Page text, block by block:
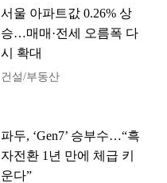
서울 아파트값 0.26% 상
승…매매·전세 오름폭 다
시 확대
건설/부동산
파두, ‘Gen7’ 승부수…“흑
자전환 1년 만에 체급 키
운다”